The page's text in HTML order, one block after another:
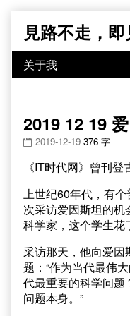
content
見路不走，
2019 12 19
2019-12-19 376 字
《IT时代网》曾刊登
上世纪60年代，有
次采访爱因斯坦的
科学家，这个学生花
采访那天，他向爱因
题：“作为当代最伟
代最重要的科学问题
问题本身。”